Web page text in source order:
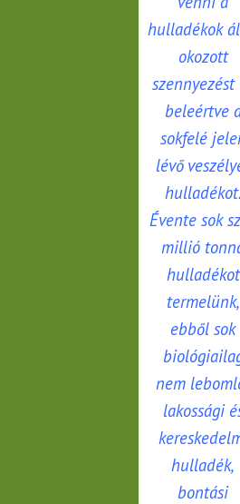
hulladékok
okozott
szennyezést
beleértve
sokfelé
lévő
hulladékot.
Évente sok
millió
hulladékot
termelünk,
ebből sok
nem
lakossági
hulladék,
bontási